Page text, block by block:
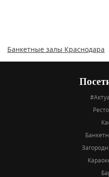
Банкетные залы Краснодара